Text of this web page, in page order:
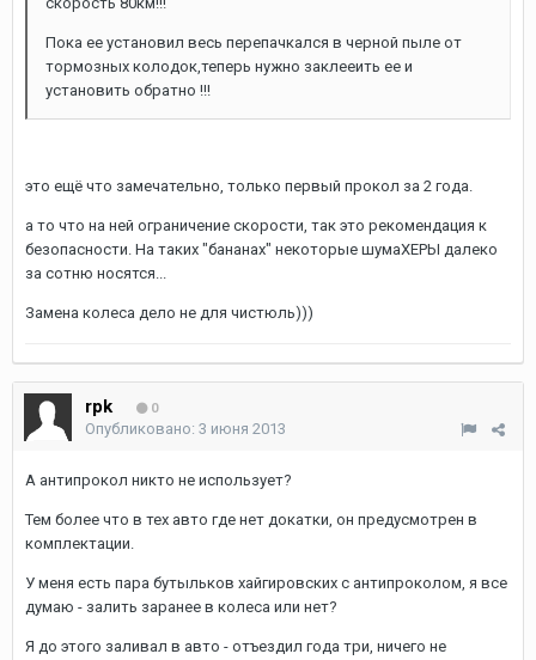
Пока ее установил весь перепачкался в черной пыле от
тормозных колодок,теперь нужно заклееить ее и
установить обратно !!!
это ещё что замечательно, только первый прокол за 2 года.
а то что на ней ограничение скорости, так это рекомендация к
безопасности. На таких "бананах" некоторые шумаХЕРЫ далеко
за сотню носятся...
Замена колеса дело не для чистюль)))
rpk 0
Опубликовано: 3 июня 2013
А антипрокол никто не использует?
Тем более что в тех авто где нет докатки, он предусмотрен в
комплектации.
У меня есть пара бутыльков хайгировских с антипроколом, я все
думаю - залить заранее в колеса или нет?
Я до этого заливал в авто - отъездил года три, ничего не